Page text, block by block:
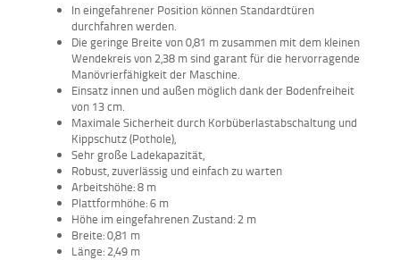
In eingefahrener Position können Standardtüren
durchfahren werden.
Die geringe Breite von 0,81 m zusammen mit dem kleinen
Wendekreis von 2,38 m sind garant für die hervorragende
Manövrierfähigkeit der Maschine.
Einsatz innen und außen möglich dank der Bodenfreiheit
von 13 cm.
Maximale Sicherheit durch Korbüberlastabschaltung und
Kippschutz (Pothole),
Sehr große Ladekapazität,
Robust, zuverlässig und einfach zu warten
Arbeitshöhe: 8 m
Plattformhöhe: 6 m
Höhe im eingefahrenen Zustand: 2 m
Breite: 0,81 m
Länge: 2,49 m